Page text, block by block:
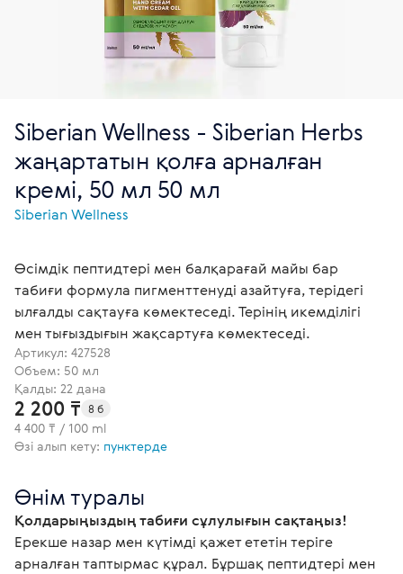
Siberian Wellness - Siberian Herbs
жаңартатын қолға арналған
кремі, 50 мл 50 мл
Siberian Wellness
Өсімдік пептидтері мен балқарағай майы бар
табиғи формула пигменттенуді азайтуға, терідегі
ылғалды сақтауға көмектеседі. Терінің икемділігі
мен тығыздығын жақсартуға көмектеседі.
Артикул: 427528
Объем: 50 мл
Қалды: 22 дана
2 200 ₸ 8 б
4 400 ₸ / 100 ml
Өзі алып кету: пунктерде
Өнім туралы
Қолдарыңыздың табиғи сұлулығын сақтаңыз!
Ерекше назар мен күтімді қажет ететін теріге
арналған таптырмас құрал. Бұршақ пептидтері мен